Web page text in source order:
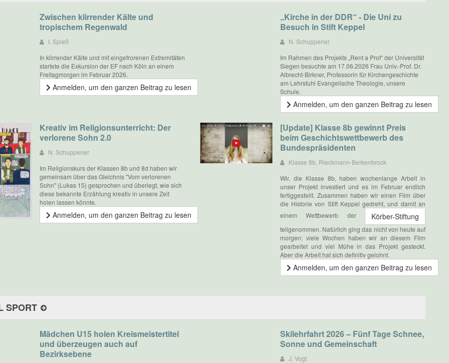
Zwischen klirrender Kälte und
tropischem Regenwald
I. Spieß
In klirrender Kälte und mit eingefrorenen Extremitäten
startete die Exkursion der EF nach Köln an einem
Freitagmorgen im Februar 2026.
Anmelden, um den ganzen Beitrag zu lesen
„Kirche in der DDR“ - Die Uni zu
Besuch in Stift Keppel
N. Schuppener
Im Rahmen des Projekts „Rent a Prof“ der Universität
Siegen besuchte am 17.06.2026 Frau Univ.-Prof. Dr.
Albrecht-Birkner, Professorin für Kirchengeschichte
am Lehrstuhl Evangelische Theologie, unsere
Schule.
Anmelden, um den ganzen Beitrag zu lesen
Kreativ im Religionsunterricht: Der
verlorene Sohn 2.0
N. Schuppener
Im Religionskurs der Klassen 8b und 8d haben wir
gemeinsam über das Gleichnis "Vom verlorenen
Sohn" (Lukas 15) gesprochen und überlegt, wie sich
diese bekannte Erzählung kreativ in unsere Zeit
holen lassen könnte.
Anmelden, um den ganzen Beitrag zu lesen
[Update] Klasse 8b gewinnt Preis
beim Geschichtswettbewerb des
Bundespräsidenten
Klasse 8b, Rieckmann-Berkenbrock
Wir, die Klasse 8b, haben wochenlange Arbeit in
unser Projekt investiert und es im Februar endlich
fertiggestellt. Zusammen haben wir einen Film über
die Historie von Stift Keppel gedreht, und damit an
einem Wettbewerb der
Körber-Stiftung
teilgenommen. Natürlich ging das nicht von heute auf
morgen: viele Wochen haben wir an diesem Film
gearbeitet und viel Mühe in das Projekt gesteckt.
Aber die Arbeit hat sich definitiv gelohnt.
Anmelden, um den ganzen Beitrag zu lesen
SPORT
Mädchen U15 holen Kreismeistertitel
und überzeugen auch auf
Bezirksebene
Skilehrfahrt 2026 – Fünf Tage Schnee,
Sonne und Gemeinschaft
J. Vogt